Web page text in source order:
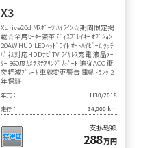
X3
Xdrive20d Mｽﾎﾟｰﾂ ﾊｲﾗｲﾝ☆期間限定掲
載☆全席ﾋｰﾀｰ茶革 ﾃﾞｨｽﾌﾟﾚｲｷｰ ｵﾌﾟｼｮﾝ
20AW HUD LEDﾍｯﾄﾞﾗｲﾄ ｵｰﾄﾊｲﾋﾞｰﾑ ﾀｯﾁ
ﾊﾟﾈﾙ対応HDDﾅﾋﾞTV ﾜｲﾔﾚｽ充電 液晶ﾒｰ
ﾀｰ 360度ｶﾒﾗ ｽﾃｱﾘﾝｸﾞｻﾎﾟｰﾄ 追従ACC 衝
突軽減ﾌﾞﾚｰｷ 車線変更警告 電動ﾄﾗﾝｸ 2
年保証
年式：
H30/2018
走行：
34,000 km
支払総額
288万円